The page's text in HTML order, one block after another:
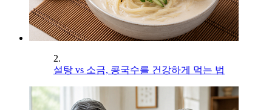
2.
설탕 vs 소금, 콩국수를 건강하게 먹는 법